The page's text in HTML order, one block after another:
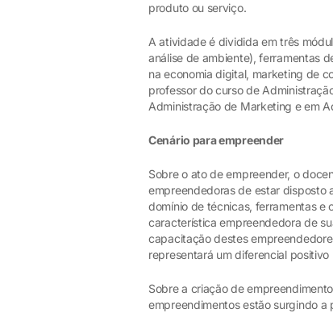
produto ou serviço.
A atividade é dividida em três
análise de ambiente), ferramentas
na economia digital, marketing de
professor do curso de
Administração de Marketing e em
Cenário para empreender
Sobre o ato de empreender, o
empreendedoras de estar disposto
domínio de técnicas, ferramentas e
característica empreendedora de
capacitação destes
representará um diferencial
Sobre a criação de
empreendimentos estão surgindo